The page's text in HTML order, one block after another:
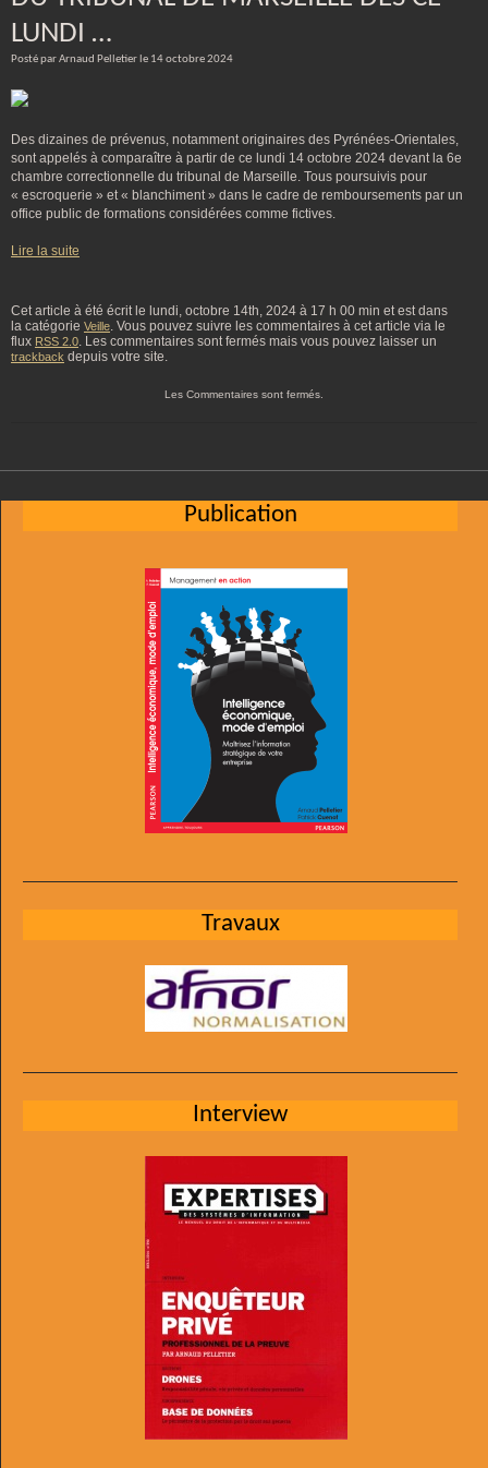
LUNDI …
Posté par Arnaud Pelletier le 14 octobre 2024
Des dizaines de prévenus, notamment originaires des Pyrénées-Orientales,
sont appelés à comparaître à partir de ce lundi 14 octobre 2024 devant la 6e
chambre correctionnelle du tribunal de Marseille. Tous poursuivis pour
« escroquerie » et « blanchiment » dans le cadre de remboursements par un
office public de formations considérées comme fictives.
Lire la suite
Cet article à été écrit le lundi, octobre 14th, 2024 à 17 h 00 min et est dans
la catégorie Veille. Vous pouvez suivre les commentaires à cet article via le
flux RSS 2.0. Les commentaires sont fermés mais vous pouvez laisser un
trackback depuis votre site.
Les Commentaires sont fermés.
Publication
Travaux
Interview